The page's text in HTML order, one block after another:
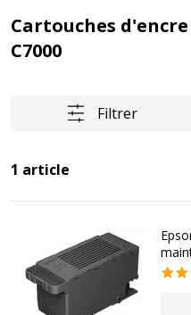
Cartouches d'encre
C7000
Filtrer
1 article